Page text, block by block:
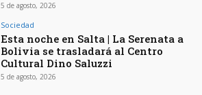
5 de agosto, 2026
Sociedad
Esta noche en Salta | La Serenata a
Bolivia se trasladará al Centro
Cultural Dino Saluzzi
5 de agosto, 2026